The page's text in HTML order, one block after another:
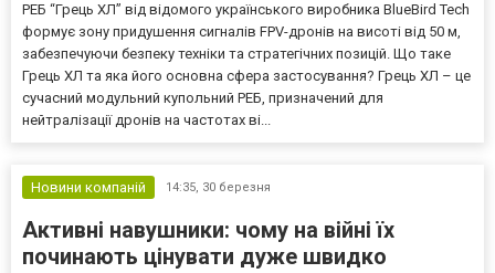
РЕБ “Грець ХЛ” від відомого українського виробника BlueBird Tech
формує зону придушення сигналів FPV-дронів на висоті від 50 м,
забезпечуючи безпеку техніки та стратегічних позицій. Що таке
Грець ХЛ та яка його основна сфера застосування? Грець ХЛ – це
сучасний модульний купольний РЕБ, призначений для
нейтралізації дронів на частотах ві...
Новини компаній 14:35, 30 березня
Активні навушники: чому на війні їх
починають цінувати дуже швидко